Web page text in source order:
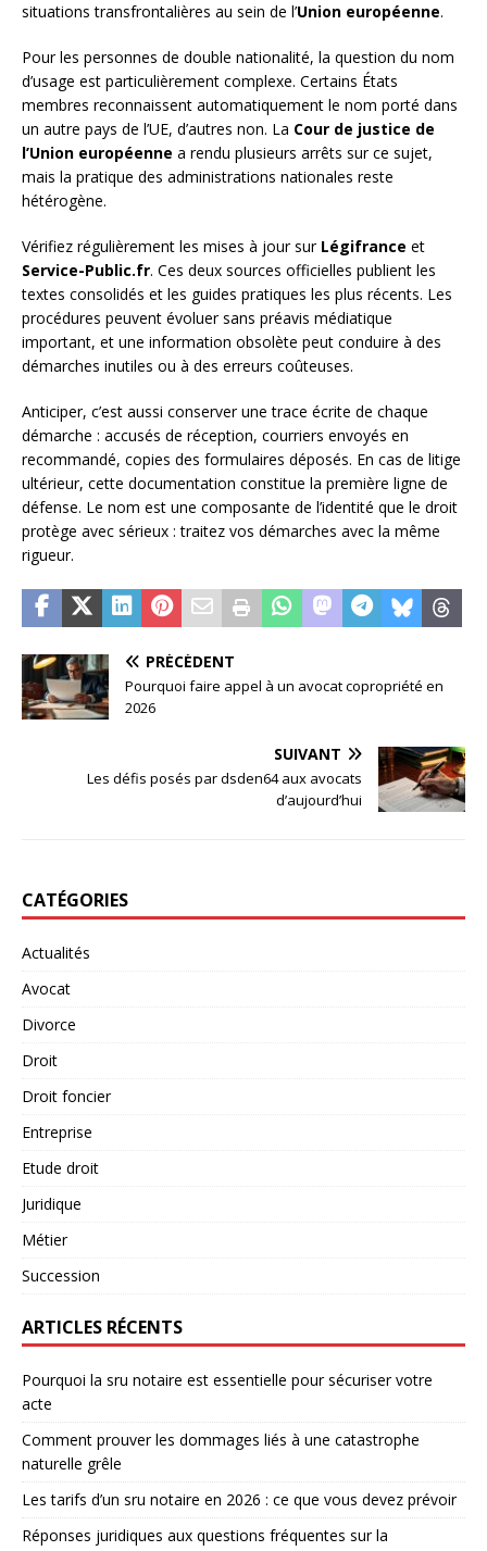
situations transfrontalières au sein de l’Union européenne.
Pour les personnes de double nationalité, la question du nom
d’usage est particulièrement complexe. Certains États
membres reconnaissent automatiquement le nom porté dans
un autre pays de l’UE, d’autres non. La Cour de justice de
l’Union européenne a rendu plusieurs arrêts sur ce sujet,
mais la pratique des administrations nationales reste
hétérogène.
Vérifiez régulièrement les mises à jour sur Légifrance et
Service-Public.fr. Ces deux sources officielles publient les
textes consolidés et les guides pratiques les plus récents. Les
procédures peuvent évoluer sans préavis médiatique
important, et une information obsolète peut conduire à des
démarches inutiles ou à des erreurs coûteuses.
Anticiper, c’est aussi conserver une trace écrite de chaque
démarche : accusés de réception, courriers envoyés en
recommandé, copies des formulaires déposés. En cas de litige
ultérieur, cette documentation constitue la première ligne de
défense. Le nom est une composante de l’identité que le droit
protège avec sérieux : traitez vos démarches avec la même
rigueur.
PRÉCÉDENT
Pourquoi faire appel à un avocat copropriété en
2026
SUIVANT
Les défis posés par dsden64 aux avocats
d’aujourd’hui
CATÉGORIES
Actualités
Avocat
Divorce
Droit
Droit foncier
Entreprise
Etude droit
Juridique
Métier
Succession
ARTICLES RÉCENTS
Pourquoi la sru notaire est essentielle pour sécuriser votre
acte
Comment prouver les dommages liés à une catastrophe
naturelle grêle
Les tarifs d’un sru notaire en 2026 : ce que vous devez prévoir
Réponses juridiques aux questions fréquentes sur la